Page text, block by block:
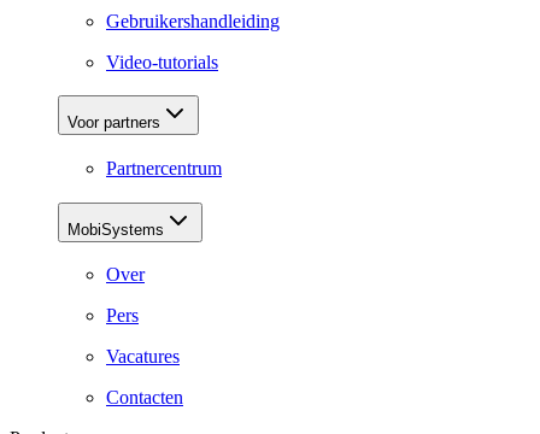
Gebruikershandleiding
Video-tutorials
Voor partners
Partnercentrum
MobiSystems
Over
Pers
Vacatures
Contacten